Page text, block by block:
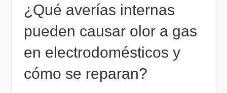
¿Qué averías internas
pueden causar olor a gas
en electrodomésticos y
cómo se reparan?